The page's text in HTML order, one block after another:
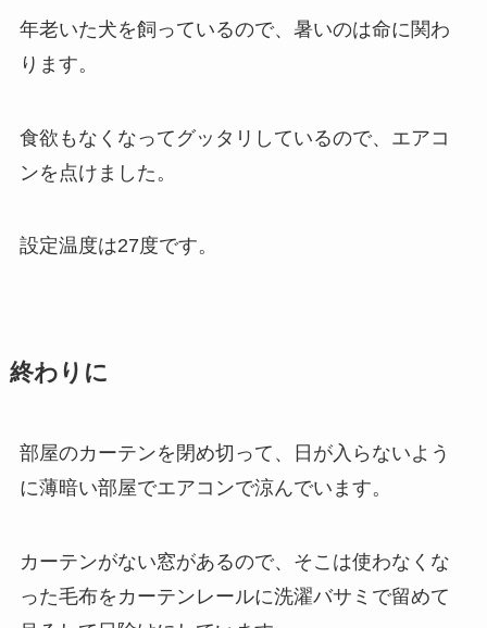
年老いた犬を飼っているので、暑いのは命に関わ
ります。
食欲もなくなってグッタリしているので、エアコ
ンを点けました。
設定温度は27度です。
終わりに
部屋のカーテンを閉め切って、日が入らないよう
に薄暗い部屋でエアコンで涼んでいます。
カーテンがない窓があるので、そこは使わなくな
った毛布をカーテンレールに洗濯バサミで留めて